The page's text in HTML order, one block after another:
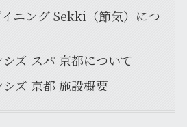
ニング Sekki（節気）につ
ズ スパ 京都について
ズ 京都 施設概要